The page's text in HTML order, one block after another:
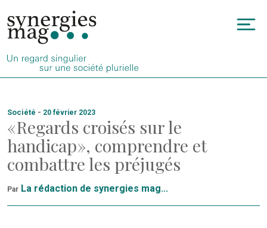
au
contenu
Société - 20 février 2023
« Regards croisés sur le
handicap », comprendre et
combattre les préjugés
Par La rédaction de synergies mag...